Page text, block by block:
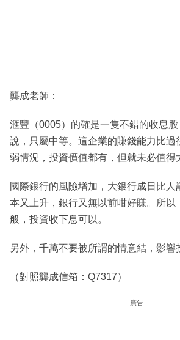
龔成老師：
滙豐（0005）的確是一隻不錯的收息
說，只屬中等。這企業的賺錢能力比過
弱情況，投資價值都有，但就未必值得
國際銀行的風險增加，大銀行成日比人
本又上升，銀行又無以前咁好賺。所以
般，投資收下息可以。
另外，千萬不要被所謂的情意結，影響
（對照龔成信箱：Q7317）
廣告